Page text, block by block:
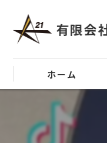
ホーム